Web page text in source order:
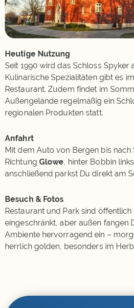
Heutige Nutzung
Seit 1990 wird das Schloss Spyker
Kulinarische Spezialitäten gibt es
Restaurant. Zudem findet im
Außengelände regelmäßig ein
regionalen Produkten statt.
Anfahrt
Mit dem Auto von Bergen bis nach
Richtung Glowe , hinter Bobbin
anschließend parkst Du direkt am
Besuch & Fotos
Restaurant und Park sind
eingeschränkt, aber außen fangen
Ambiente hervorragend ein –
herrlich golden, besonders im